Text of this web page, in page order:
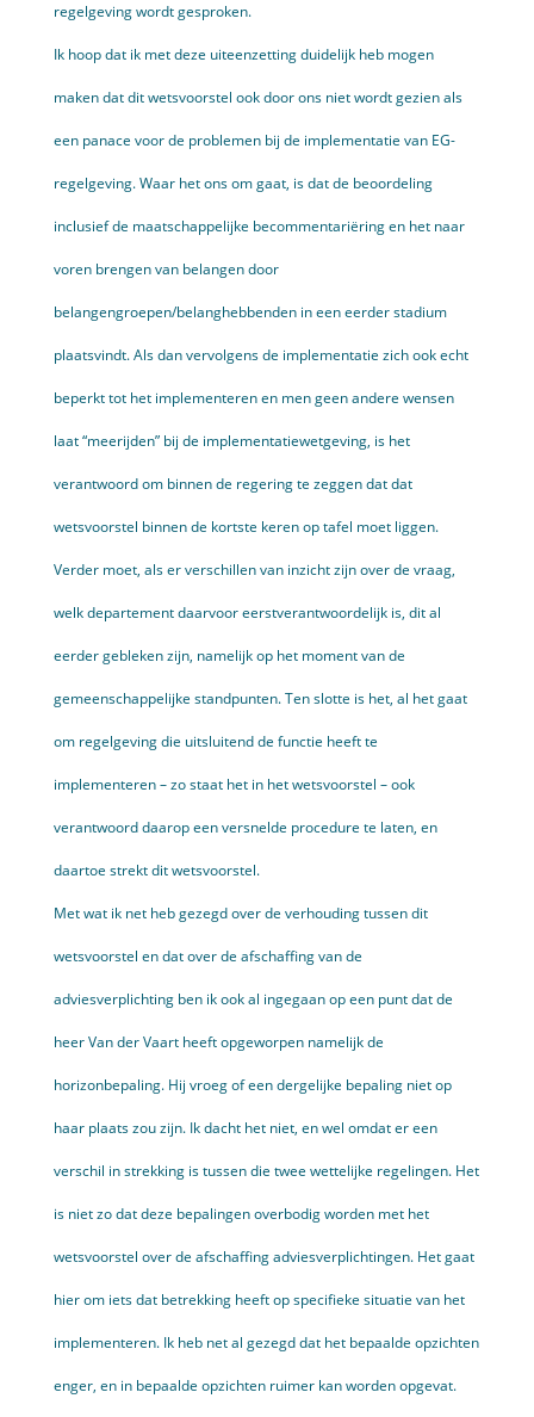
regelgeving wordt gesproken.
Ik hoop dat ik met deze uiteen­zetting duidelijk heb mogen
maken dat dit wetsvoorstel ook door ons niet wordt gezien als
een panace voor de problemen bij de implementatie van EG-
regelgeving. Waar het ons om gaat, is dat de beoordeling
inclusief de maatschappelijke becommentariëring en het naar
voren brengen van belangen door
belangengroepen/belanghebbenden in een eerder stadium
plaatsvindt. Als dan vervolgens de implementatie zich ook echt
beperkt tot het implementeren en men geen andere wensen
laat “meerijden” bij de implementatiewetgeving, is het
verantwoord om binnen de regering te zeggen dat dat
wetsvoorstel binnen de kortste keren op tafel moet liggen.
Verder moet, als er verschillen van inzicht zijn over de vraag,
welk departement daarvoor eerstverantwoordelijk is, dit al
eerder gebleken zijn, namelijk op het moment van de
gemeenschappelijke standpunten. Ten slotte is het, al het gaat
om regelgeving die uitsluitend de functie heeft te
implementeren – zo staat het in het wetsvoorstel – ook
verantwoord daarop een versnelde procedure te laten, en
daartoe strekt dit wetsvoorstel.
Met wat ik net heb gezegd over de verhouding tussen dit
wetsvoorstel en dat over de afschaffing van de
adviesverplichting ben ik ook al ingegaan op een punt dat de
heer Van der Vaart heeft opgeworpen namelijk de
horizonbepaling. Hij vroeg of een dergelijke bepaling niet op
haar plaats zou zijn. Ik dacht het niet, en wel omdat er een
verschil in strekking is tussen die twee wettelijke regelingen. Het
is niet zo dat deze bepalingen overbodig worden met het
wetsvoorstel over de afschaffing adviesverplichtingen. Het gaat
hier om iets dat betrekking heeft op specifieke situatie van het
implementeren. Ik heb net al gezegd dat het bepaalde opzichten
enger, en in bepaalde opzichten ruimer kan worden opgevat.